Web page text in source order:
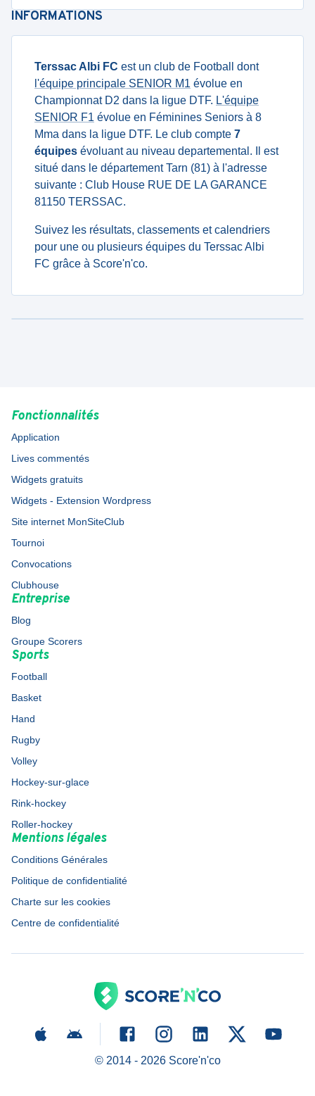
INFORMATIONS
Terssac Albi FC est un club de Football dont
l'équipe principale SENIOR M1 évolue en
Championnat D2 dans la ligue DTF. L'équipe
SENIOR F1 évolue en Féminines Seniors à 8
Mma dans la ligue DTF. Le club compte 7
équipes évoluant au niveau departemental. Il est
situé dans le département Tarn (81) à l'adresse
suivante : Club House RUE DE LA GARANCE
81150 TERSSAC.
Suivez les résultats, classements et calendriers
pour une ou plusieurs équipes du Terssac Albi
FC grâce à Score'n'co.
Fonctionnalités
Application
Lives commentés
Widgets gratuits
Widgets - Extension Wordpress
Site internet MonSiteClub
Tournoi
Convocations
Clubhouse
Entreprise
Blog
Groupe Scorers
Sports
Football
Basket
Hand
Rugby
Volley
Hockey-sur-glace
Rink-hockey
Roller-hockey
Mentions légales
Conditions Générales
Politique de confidentialité
Charte sur les cookies
Centre de confidentialité
© 2014 - 2026Score'n'co